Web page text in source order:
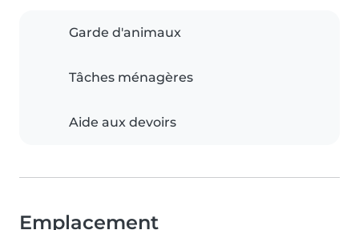
Garde d'animaux
Tâches ménagères
Aide aux devoirs
Emplacement